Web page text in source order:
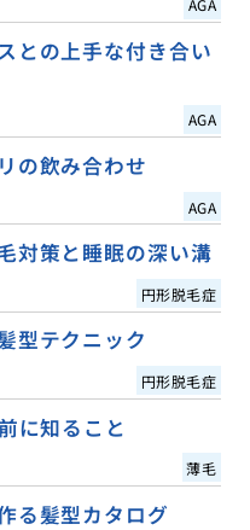
AGA
との上手な付き合い
AGA
の飲み合わせ
AGA
対策と睡眠の深い溝
円形脱毛症
型テクニック
円形脱毛症
に知ること
薄毛
る髪型カタログ